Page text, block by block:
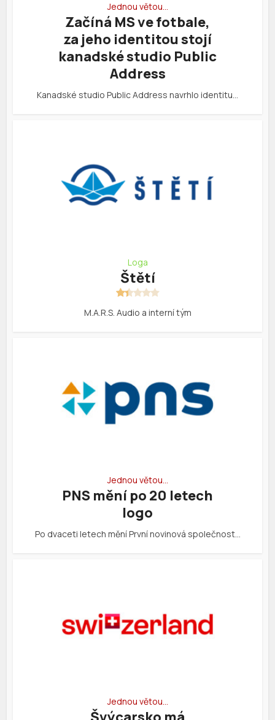
Jednou větou…
Začíná MS ve fotbale,
za jeho identitou stojí
kanadské studio Public
Address
Kanadské studio Public Address navrhlo identitu…
Loga
Štětí
M.A.R.S. Audio a interní tým
Jednou větou…
PNS mění po 20 letech
logo
Po dvaceti letech mění První novinová společnost…
Jednou větou…